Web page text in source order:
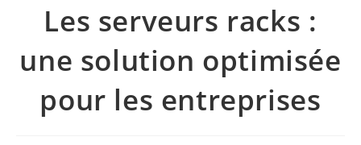
Les serveurs racks :
une solution optimisée
pour les entreprises